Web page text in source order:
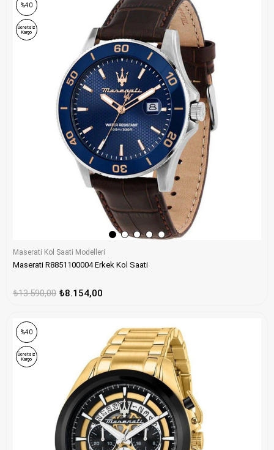
Maserati Kol Saati Modelleri
Maserati R8851100004 Erkek Kol Saati
₺8.154,00
₺13.590,00
%40
Ücretsiz
Kargo
%40
Ücretsiz
Kargo